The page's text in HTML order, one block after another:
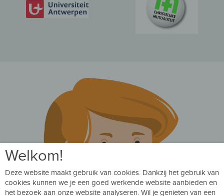
Welkom!
Deze website maakt gebruik van cookies. Dankzij het gebruik van
cookies kunnen we je een goed werkende website aanbieden en
het bezoek aan onze website analyseren. Wil je genieten van een